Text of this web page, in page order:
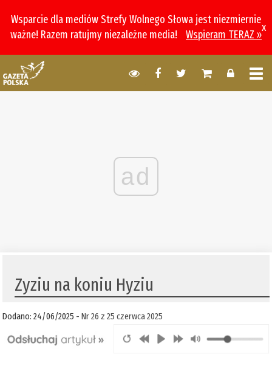
Wsparcie dla mediów Strefy Wolnego Słowa jest niezmiernie
ważne! Razem ratujmy niezależne media!
Wspieram TERAZ »
x
ad
Zyziu na koniu Hyziu
Dodano: 24/06/2025 -Nr 26 z 25 czerwca 2025